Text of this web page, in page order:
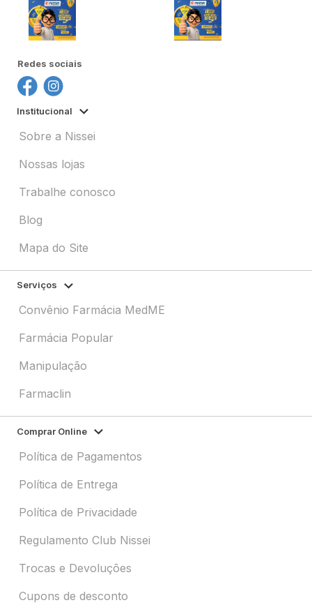
Redes sociais
Institucional
Sobre a Nissei
Nossas lojas
Trabalhe conosco
Blog
Mapa do Site
Serviços
Convênio Farmácia MedME
Farmácia Popular
Manipulação
Farmaclin
Comprar Online
Política de Pagamentos
Política de Entrega
Política de Privacidade
Regulamento Club Nissei
Trocas e Devoluções
Cupons de desconto